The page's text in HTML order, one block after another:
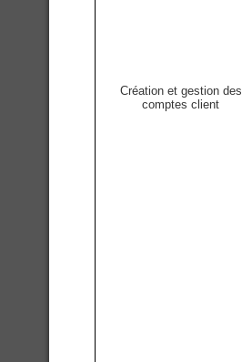
Création et gestion des
comptes client